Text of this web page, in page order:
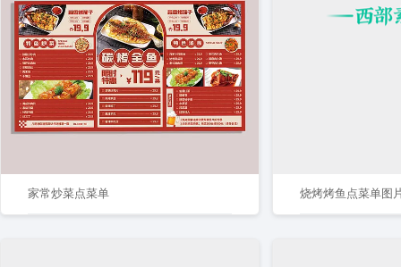
家常炒菜点菜单 烧烤烤鱼点菜单图